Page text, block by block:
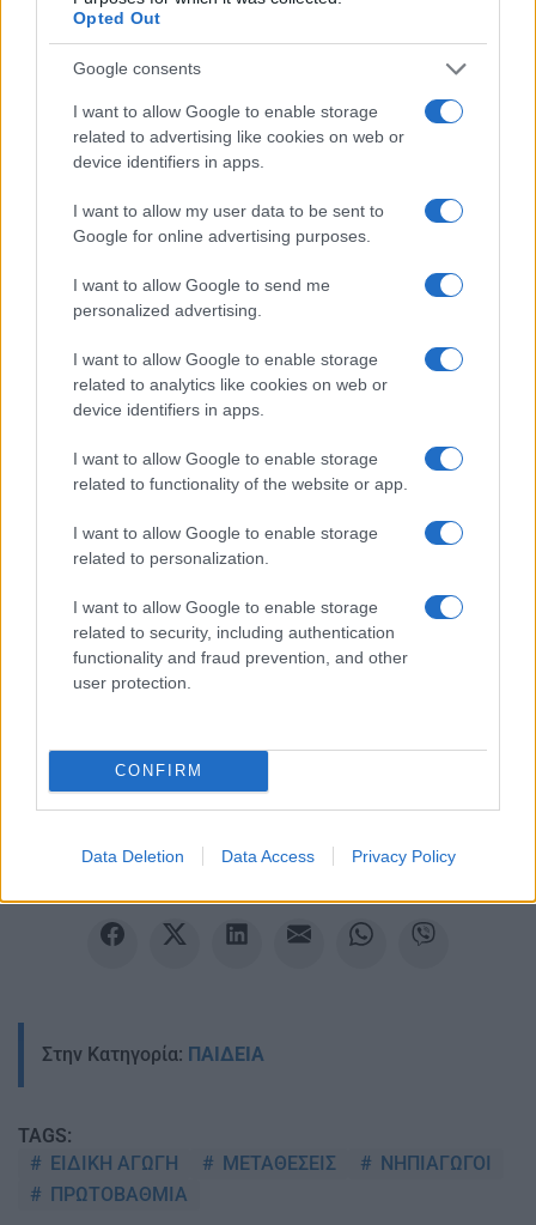
Opted Out
Google consents
I want to allow Google to enable storage
related to advertising like cookies on web or
device identifiers in apps.
I want to allow my user data to be sent to
Google for online advertising purposes.
I want to allow Google to send me
personalized advertising.
I want to allow Google to enable storage
related to analytics like cookies on web or
device identifiers in apps.
I want to allow Google to enable storage
related to functionality of the website or app.
I want to allow Google to enable storage
related to personalization.
I want to allow Google to enable storage
related to security, including authentication
functionality and fraud prevention, and other
user protection.
CONFIRM
Data Deletion Data Access Privacy Policy
εφόσον υπάρχουν κενά, μπορούν να υποβάλουν δήλωση
Μετά τη διαδικασία της Β΄φάσης οριστικής
τοποθέτησης, και εφόσον υπάρχουν κενά ακόμα, θα
ακολουθήσει η διαδικασία της υποχρεωτικής
τοποθέτησης.
Τάκης Ρουμπής
Αιρετός ΠΥΣΠΕ Α΄ Αθήνας
TελευταίεςΕιδήσεις
στοiPaideia.gr
Στην Κατηγορία: ΠΑΙΔΕΙΑ
TAGS:
ΕΙΔΙΚΗ ΑΓΩΓΗ
ΜΕΤΑΘΕΣΕΙΣ
ΝΗΠΙΑΓΩΓΟΙ
ΠΡΩΤΟΒΑΘΜΙΑ